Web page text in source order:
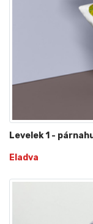
Levelek 1 -
Eladva